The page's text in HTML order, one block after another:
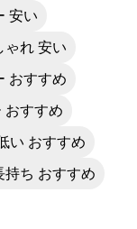
安い
ゃれ 安い
おすすめ
おすすめ
い おすすめ
持ち おすすめ